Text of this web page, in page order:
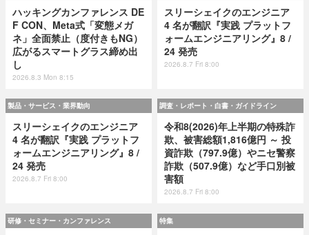
ハッキングカンファレンス DE
F CON、Meta式「変態メガ
ネ」全面禁止（度付きもNG）
広がるスマートグラス締め出
し
2026.8.3 Mon 8:15
スリーシェイクのエンジニア
4 名が翻訳『実践 プラットフ
ォームエンジニアリング』8 /
24 発売
2026.8.7 Fri 8:00
製品・サービス・業界動向
スリーシェイクのエンジニア
4 名が翻訳『実践 プラットフ
ォームエンジニアリング』8 /
24 発売
2026.8.7 Fri 8:00
調査・レポート・白書・ガイドライン
令和8(2026)年上半期の特殊詐
欺、被害総額1,816億円 ～ 投
資詐欺（797.9億）やニセ警察
詐欺（507.9億）など手口別被
害額
2026.8.7 Fri 8:00
研修・セミナー・カンファレンス 特集